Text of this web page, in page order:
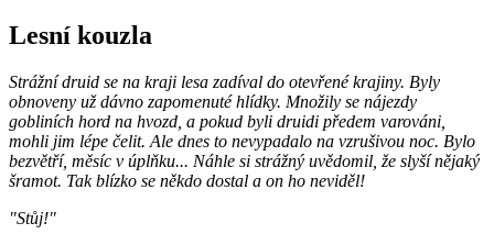
Lesní kouzla
Strážní druid se na kraji lesa zadíval do otevřené krajiny. Byly
obnoveny už dávno zapomenuté hlídky. Množily se nájezdy
gobliních hord na hvozd, a pokud byli druidi předem varováni,
mohli jim lépe čelit. Ale dnes to nevypadalo na vzrušivou noc. Bylo
bezvětří, měsíc v úplňku... Náhle si strážný uvědomil, že slyší nějaký
šramot. Tak blízko se někdo dostal a on ho neviděl!
"Stůj!"